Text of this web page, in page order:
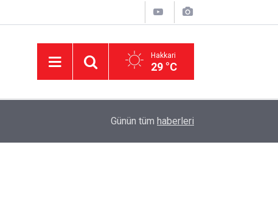
Hakkari
29 °C
Hakkâri’de ulaşım için kritik proje: Geçici
Günün tüm haberleri